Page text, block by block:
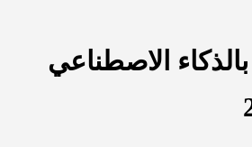
الاصطناعي